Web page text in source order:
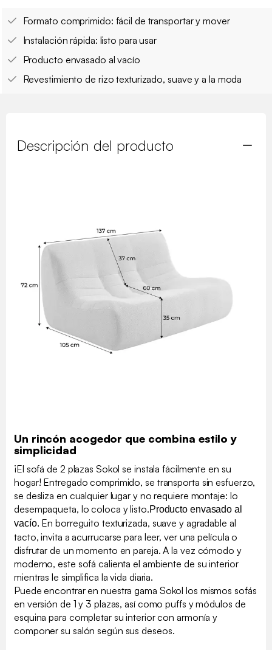
Formato comprimido: fácil de transportar y mover
Instalación rápida: listo para usar
Producto envasado al vacío
Revestimiento de rizo texturizado, suave y a la moda
Descripción del producto
Un rincón acogedor que combina estilo y
simplicidad
¡El sofá de 2 plazas Sokol se instala fácilmente en su
hogar! Entregado comprimido, se transporta sin esfuerzo,
se desliza en cualquier lugar y no requiere montaje: lo
desempaqueta, lo coloca y listo.Producto envasado al
vacío. En borreguito texturizada, suave y agradable al
tacto, invita a acurrucarse para leer, ver una película o
disfrutar de un momento en pareja. A la vez cómodo y
moderno, este sofá calienta el ambiente de su interior
mientras le simplifica la vida diaria.
Puede encontrar en nuestra gama Sokol los mismos sofás
en versión de 1 y 3 plazas, así como puffs y módulos de
esquina para completar su interior con armonía y
componer su salón según sus deseos.